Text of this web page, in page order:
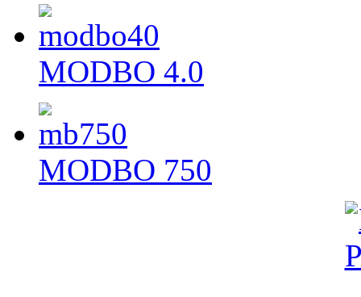
MODBO 4.0
MODBO 750